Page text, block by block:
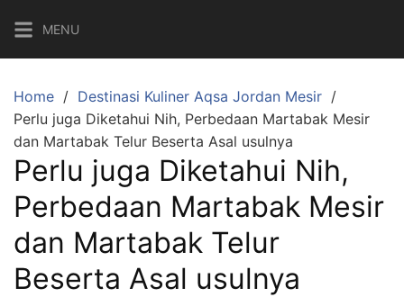
content
MENU
Home
Destinasi Kuliner Aqsa Jordan Mesir
Perlu juga Diketahui Nih, Perbedaan Martabak Mesir
dan Martabak Telur Beserta Asal usulnya
Perlu juga Diketahui Nih,
Perbedaan Martabak Mesir
dan Martabak Telur
Beserta Asal usulnya